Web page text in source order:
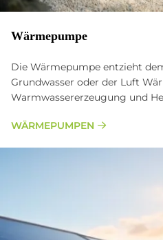
Wär­me­pum­pe
Die Wärmepumpe entzieht
Grundwasser oder der Luft
Warmwassererzeugung und
WÄRMEPUMPEN